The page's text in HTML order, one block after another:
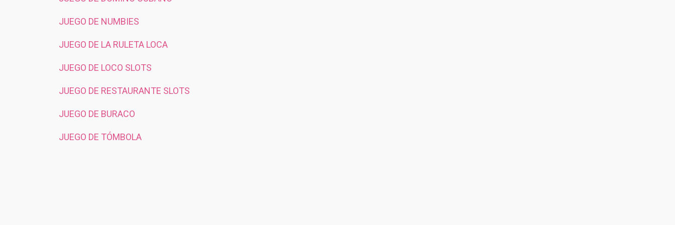
JUEGO DE NUMBIES
JUEGO DE LA RULETA LOCA
JUEGO DE LOCO SLOTS
JUEGO DE RESTAURANTE SLOTS
JUEGO DE BURACO
JUEGO DE TÓMBOLA